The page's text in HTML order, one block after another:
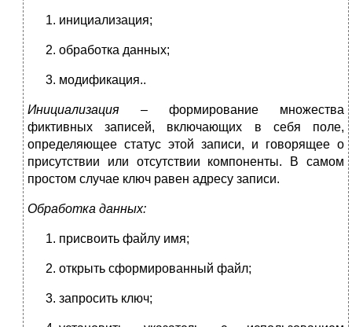
инициализация;
обработка данных;
модификация..
Инициализация – формирование множества
фиктивных записей, включающих в себя поле,
определяющее статус этой записи, и говорящее о
присутствии или отсутствии компоненты. В самом
простом случае ключ равен адресу записи.
Обработка данных:
присвоить файлу имя;
открыть сформированный файл;
запросить ключ;